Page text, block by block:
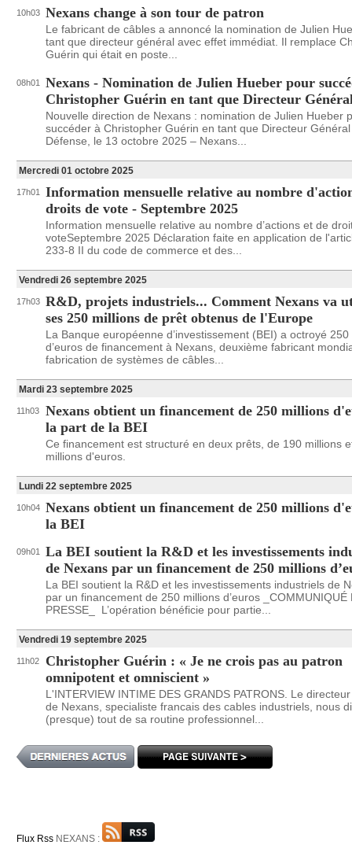
10h03 Nexans change à son tour de patron
Le fabricant de câbles a annoncé la nomination de Julien
tant que directeur général avec effet immédiat. Il remplace
Guérin qui était en poste...
08h01
Nexans - Nomination de Julien Hueber pour
Christopher Guérin en tant que Directeur
Nouvelle direction de Nexans : nomination de Julien Hueber
succéder à Christopher Guérin en tant que Directeur
Défense, le 13 octobre 2025 – Nexans...
Mercredi 01 octobre 2025
17h01
Information mensuelle relative au nombre
droits de vote - Septembre 2025
Information mensuelle relative au nombre d’actions et de
voteSeptembre 2025 Déclaration faite en application de
233-8 II du code de commerce et des...
Vendredi 26 septembre 2025
17h03 R&D, projets industriels... Comment Nexans va
ses 250 millions de prêt obtenus de l'Europe
La Banque européenne d’investissement (BEI) a octroyé 250
d’euros de financement à Nexans, deuxième fabricant
fabrication de systèmes de câbles...
Mardi 23 septembre 2025
11h03
Nexans obtient un financement de 250 millions
la part de la BEI
Ce financement est structuré en deux prêts, de 190 millions
millions d'euros.
Lundi 22 septembre 2025
10h04 Nexans obtient un financement de 250 millions
la BEI
09h01
La BEI soutient la R&D et les investissements
de Nexans par un financement de 250 millions
La BEI soutient la R&D et les investissements industriels de
par un financement de 250 millions d’euros _COMMUNIQUÉ
PRESSE_ L’opération bénéficie pour partie...
Vendredi 19 septembre 2025
11h02
Christopher Guérin : « Je ne crois pas au patron
omnipotent et omniscient »
L'INTERVIEW INTIME DES GRANDS PATRONS. Le
de Nexans, specialiste francais des cables industriels, nous
(presque) tout de sa routine professionnel...
Flux Rss NEXANS :